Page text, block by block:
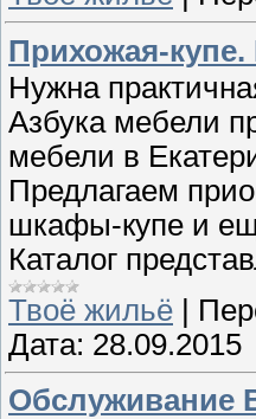
Прихожая-
Нужна
Азбука мебели
мебели в
Предлагаем
шкафы-купе и
Каталог
Твоё жильё |
Дата: 28.09.2015
Обслуживание